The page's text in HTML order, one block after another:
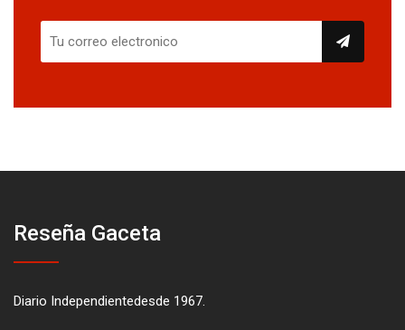
Reseña Gaceta
Diario Independientedesde 1967.